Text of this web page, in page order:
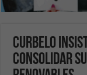
Curbelo
consolidar